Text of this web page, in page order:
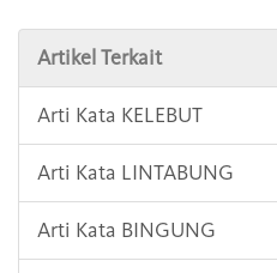
Artikel Terkait
Arti Kata KELEBUT
Arti Kata LINTABUNG
Arti Kata BINGUNG